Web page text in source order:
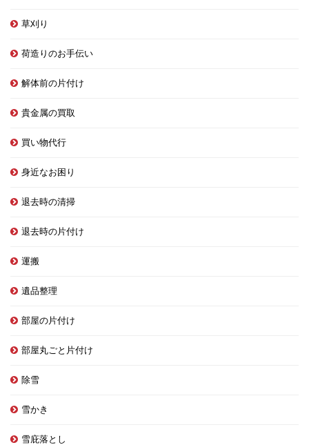
草刈り
荷造りのお手伝い
解体前の片付け
貴金属の買取
買い物代行
身近なお困り
退去時の清掃
退去時の片付け
運搬
遺品整理
部屋の片付け
部屋丸ごと片付け
除雪
雪かき
雪庇落とし